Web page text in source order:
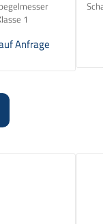
1
Anfrage